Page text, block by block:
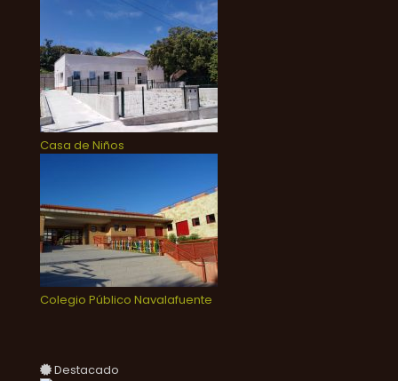
Casa de Niños
Colegio Público Navalafuente
Destacado